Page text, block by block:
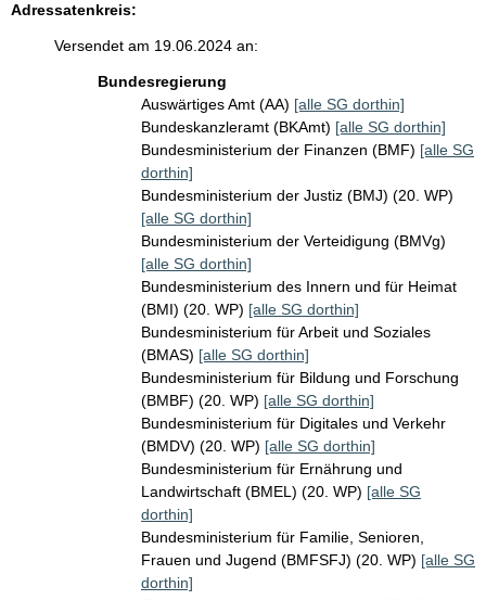
Adressatenkreis:
Versendet am 19.06.2024 an:
Bundesregierung
Auswärtiges Amt (AA) [alle SG dorthin]
Bundeskanzleramt (BKAmt) [alle SG dorthin]
Bundesministerium der Finanzen (BMF) [alle SG
dorthin]
Bundesministerium der Justiz (BMJ) (20. WP)
[alle SG dorthin]
Bundesministerium der Verteidigung (BMVg)
[alle SG dorthin]
Bundesministerium des Innern und für Heimat
(BMI) (20. WP) [alle SG dorthin]
Bundesministerium für Arbeit und Soziales
(BMAS) [alle SG dorthin]
Bundesministerium für Bildung und Forschung
(BMBF) (20. WP) [alle SG dorthin]
Bundesministerium für Digitales und Verkehr
(BMDV) (20. WP) [alle SG dorthin]
Bundesministerium für Ernährung und
Landwirtschaft (BMEL) (20. WP) [alle SG
dorthin]
Bundesministerium für Familie, Senioren,
Frauen und Jugend (BMFSFJ) (20. WP) [alle SG
dorthin]